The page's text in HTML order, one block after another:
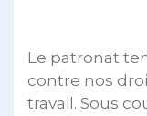
Le patronat
contre nos
travail. Sous